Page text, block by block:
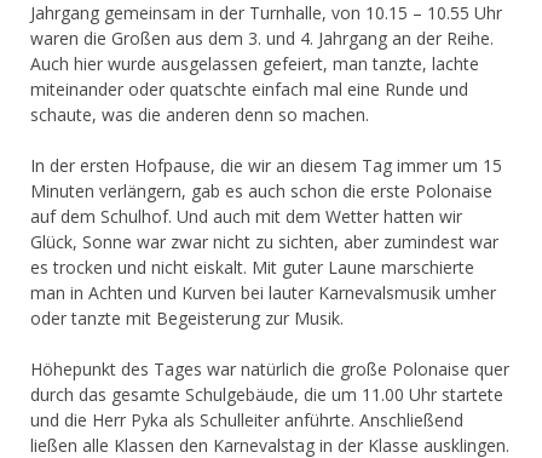
Jahrgang gemeinsam in der Turnhalle, von 10.15 – 10.55 Uhr
waren die Großen aus dem 3. und 4. Jahrgang an der Reihe.
Auch hier wurde ausgelassen gefeiert, man tanzte, lachte
miteinander oder quatschte einfach mal eine Runde und
schaute, was die anderen denn so machen.
In der ersten Hofpause, die wir an diesem Tag immer um 15
Minuten verlängern, gab es auch schon die erste Polonaise
auf dem Schulhof. Und auch mit dem Wetter hatten wir
Glück, Sonne war zwar nicht zu sichten, aber zumindest war
es trocken und nicht eiskalt. Mit guter Laune marschierte
man in Achten und Kurven bei lauter Karnevalsmusik umher
oder tanzte mit Begeisterung zur Musik.
Höhepunkt des Tages war natürlich die große Polonaise quer
durch das gesamte Schulgebäude, die um 11.00 Uhr startete
und die Herr Pyka als Schulleiter anführte. Anschließend
ließen alle Klassen den Karnevalstag in der Klasse ausklingen.